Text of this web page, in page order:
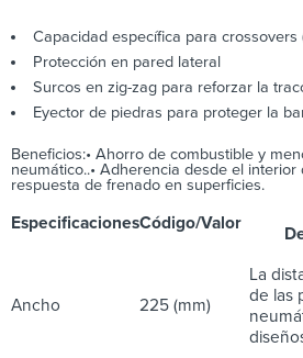
Capacidad específica para crossovers
Protección en pared lateral
Surcos en zig-zag para reforzar la
Eyector de piedras para proteger la
Beneficios:• Ahorro de combustible y
neumático..• Adherencia desde el
respuesta de frenado en superficies.
EspecificacionesCódigo/Valor
Ancho 225 (mm)
La
de las